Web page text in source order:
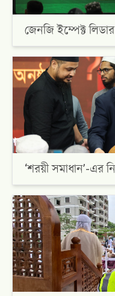
জেনজি ইম্পেক্ট
‘শরয়ী সমাধান’-এর
মোসাফাহা